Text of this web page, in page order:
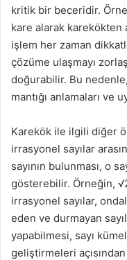
kritik bir beceridir.
kare alarak karekökten
işlem her zaman
çözüme ulaşmayı
doğurabilir. Bu
mantığı anlamaları ve
Karekök ile ilgili diğer
irrasyonel sayılar
sayının bulunması, o
gösterebilir. Örneğin,
irrasyonel sayılar,
eden ve durmayan
yapabilmesi, sayı
geliştirmeleri